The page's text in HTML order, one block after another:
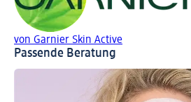
von Garnier Skin Active
Passende Beratung